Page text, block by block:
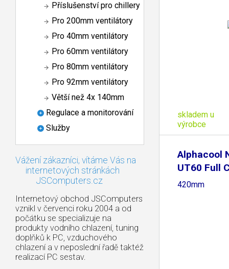
Příslušenství pro chillery
Pro 200mm ventilátory
Pro 40mm ventilátory
Pro 60mm ventilátory
Pro 80mm ventilátory
Pro 92mm ventilátory
Větší než 4x 140mm
Regulace a monitorování
Služby
Vážení zákazníci, vítáme Vás na
internetových stránkách
JSComputers.cz
Internetový obchod JSComputers
vznikl v červenci roku 2004 a od
počátku se specializuje na
produkty vodního chlazení, tuning
doplňků k PC, vzduchového
chlazení a v neposlední řadě taktéž
realizací PC sestav.
skladem u
výrobce
Alphacool
UT60 Full
420mm